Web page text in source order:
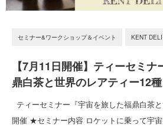
セミナー&ワークショップ＆イベント KENT DELI
【7月11日開催】ティーセミ
鼎白茶と世界のレアティー12
ティーセミナー『宇宙を旅した福鼎白茶
開催 ★セミナー内容 ロケットに乗って宇